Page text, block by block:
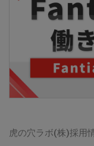
虎の穴ラボ(株)採用